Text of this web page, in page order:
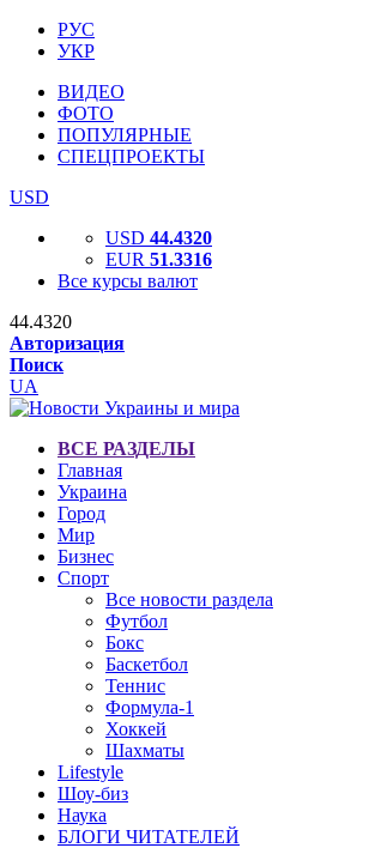
РУС
УКР
ВИДЕО
ФОТО
ПОПУЛЯРНЫЕ
СПЕЦПРОЕКТЫ
USD
USD 44.4320
EUR 51.3316
Все курсы валют
44.4320
Авторизация
Поиск
UA
ВСЕ РАЗДЕЛЫ
Главная
Украина
Город
Мир
Бизнес
Спорт
Все новости раздела
Футбол
Бокс
Баскетбол
Теннис
Формула-1
Хоккей
Шахматы
Lifestyle
Шоу-биз
Наука
БЛОГИ ЧИТАТЕЛЕЙ